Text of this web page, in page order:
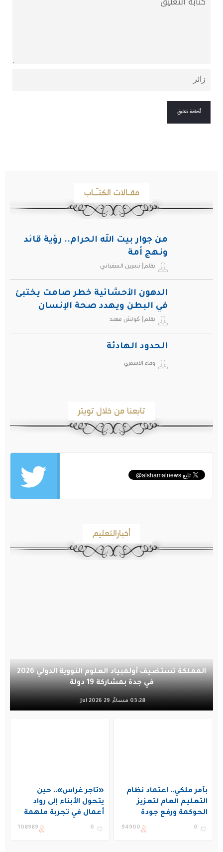
مقـالات الكتـّـاب
من جوار بيت الله الحرام.. رؤية قائد
ونهج أمة
بقلم| نسرين السفياني
الدهون الأحشائية خطر صامت يختبئ
في البطن ويهدد صحة الإنسان
بقلم| كوتش مهند
الحدود الهادئة
وفاء الاسمري
تابعنا من خلال تويتر
أخبارالتعليم
المملكة تستضيف أولمبياد العلوم النووية الدولي 2026
في جدة بمشاركة 19 دولة
03:28 مساءً, 29 Jul 2026
بأمر ملكي.. اعتماد نظام
التعليم العام لتعزيز
الحوكمة ورفع جودة
التعليم في المملكة
0
94900
«تاجر غراس».. حين
يتحول الأبناء إلى رواد
أعمال في تجربة ملهمة
بنادي غراس الصيفي
0
108989